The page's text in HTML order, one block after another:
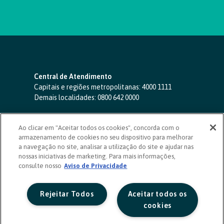
Central de Atendimento
Capitais e regiões metropolitanas: 4000 1111
Demais localidades: 0800 642 0000
SAC 24 horas-0800 724 4420
Ouvidoria
0800 725 0996
(de segunda a sexta, das 8h às 20h)
ouvidoriasicoob.com.br
Deficientes auditivos ou de fala
Ao clicar em "Aceitar todos os cookies", concorda com o
armazenamento de cookies no seu dispositivo para melhorar
a navegação no site, analisar a utilização do site e ajudar nas
nossas iniciativas de marketing. Para mais informações,
consulte nosso Aviso de Privacidade
Aceitar todos os
cookies
Rejeitar Todos